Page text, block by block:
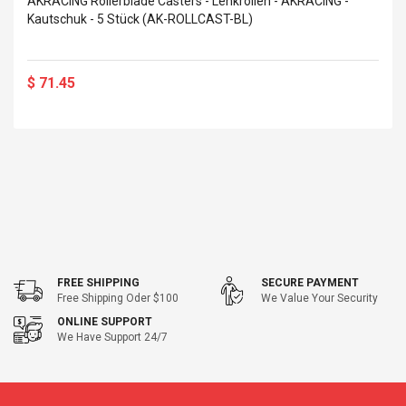
Kautschuk - 5 Stück (AK-ROLLCAST-BL)
$ 71.45
FREE SHIPPING
Free Shipping Oder $100
SECURE PAYMENT
We Value Your Security
ONLINE SUPPORT
We Have Support 24/7